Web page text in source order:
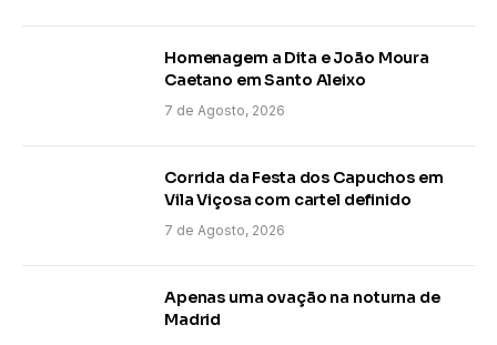
Homenagem a Dita e João Moura
Caetano em Santo Aleixo
7 de Agosto, 2026
Corrida da Festa dos Capuchos em
Vila Viçosa com cartel definido
7 de Agosto, 2026
Apenas uma ovação na noturna de
Madrid